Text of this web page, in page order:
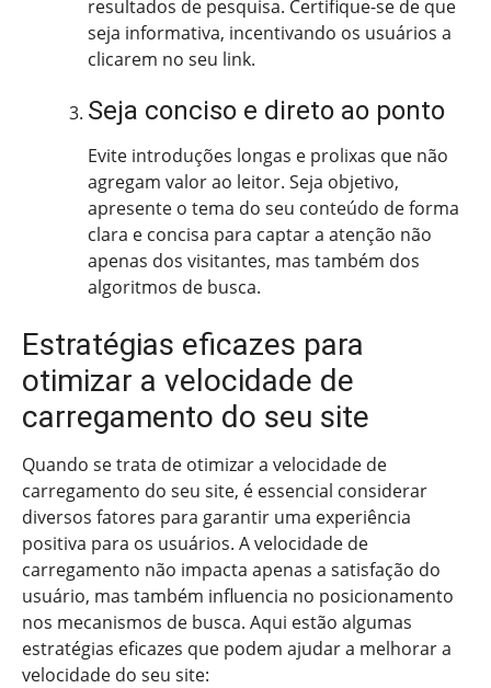
resultados de pesquisa. Certifique-se de que
seja informativa, incentivando os usuários a
clicarem no seu link.
Seja conciso e direto ao ponto
Evite introduções longas e prolixas que não
agregam valor ao leitor. Seja objetivo,
apresente o tema do seu conteúdo de forma
clara e concisa para captar a atenção não
apenas dos visitantes, mas também dos
algoritmos de busca.
Estratégias eficazes para
otimizar a velocidade de
carregamento do seu site
Quando se trata de otimizar a velocidade de
carregamento do seu site, é essencial considerar
diversos fatores para garantir uma experiência
positiva para os usuários. A velocidade de
carregamento não impacta apenas a satisfação do
usuário, mas também influencia no posicionamento
nos mecanismos de busca. Aqui estão algumas
estratégias eficazes que podem ajudar a melhorar a
velocidade do seu site: